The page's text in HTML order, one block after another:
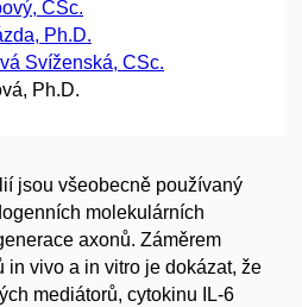
CSc.
Ph.D.
Svíženská, CSc.
Ph.D.
jsou všeobecně používaný
molekulárních
axonů. Záměrem
in vivo a in vitro je dokázat, že
mediátorů, cytokinu IL-6